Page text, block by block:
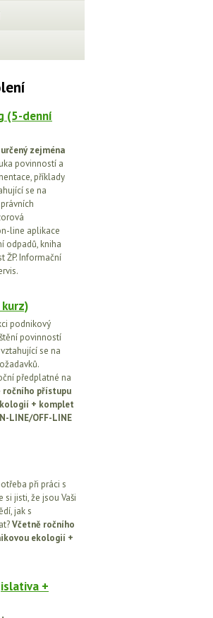
(5-denní
zejména
povinností a
příklady
se na
line aplikace
odpadů, kniha
ŽP. Informační
podnikový
povinností
se na
předplatné na
ročního přístupu
+ komplet
LINE/OFF-LINE
při práci s
jisti, že jsou Vaši
jak s
Včetně ročního
ekologií +
+